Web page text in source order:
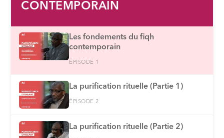
CONTEMPORAIN
Les fondements du fiqh
contemporain
ÉPISODE 1
La purification rituelle (Partie 1)
ÉPISODE 2
La purification rituelle (Partie 2)